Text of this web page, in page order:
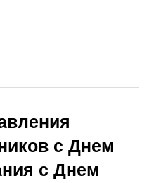
с Днем
с Днем